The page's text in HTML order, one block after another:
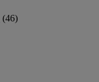
(46)